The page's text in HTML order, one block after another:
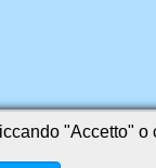
"Accetto"